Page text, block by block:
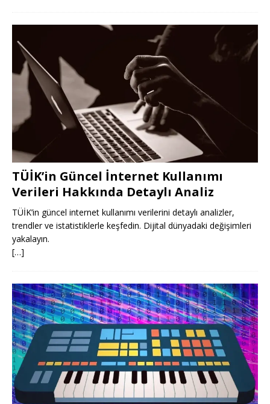
TÜİK’in Güncel İnternet Kullanımı
Verileri Hakkında Detaylı Analiz
TÜİK’in güncel internet kullanımı verilerini detaylı analizler,
trendler ve istatistiklerle keşfedin. Dijital dünyadaki değişimleri
yakalayın.
[…]